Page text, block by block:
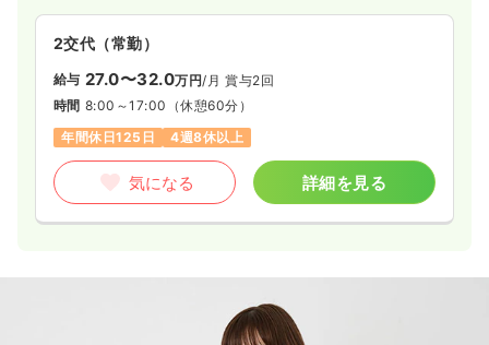
2交代（常勤）
給与 27.0〜32.0万円/月 賞与2回
時間 8:00～17:00 （休憩60分）
年間休日125日
4週8休以上
気になる 詳細を見る